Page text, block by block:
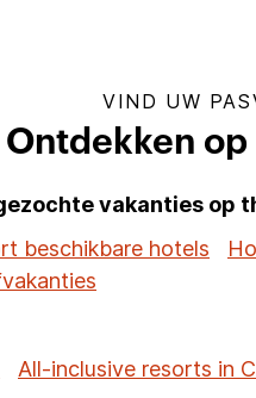
VIND UW
Ontdekken
vakanties op
beschikbare hotels
All-inclusive resorts in